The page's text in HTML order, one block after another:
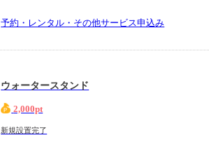
予約・レンタル・その他サービス申込み
ウォータースタンド
2,000pt
新規設置完了